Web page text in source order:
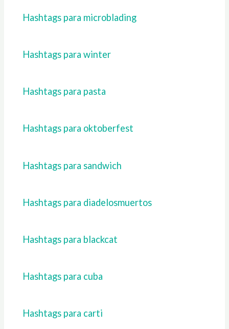
Hashtags para microblading
Hashtags para winter
Hashtags para pasta
Hashtags para oktoberfest
Hashtags para sandwich
Hashtags para diadelosmuertos
Hashtags para blackcat
Hashtags para cuba
Hashtags para carti